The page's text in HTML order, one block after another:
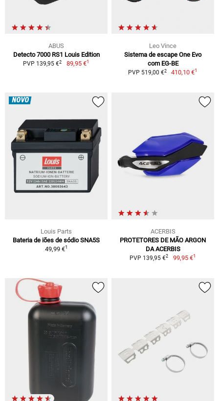
ABUS
Detecto 7000 RS1 Louis Edition
PVP 139,95 €2 89,95 €1
Leo Vince
Sistema de escape One Evo
com EG-BE
PVP 519,00 €2 410,10 €1
NOVO
Louis Parts
Bateria de iões de sódio SNA5S
49,99 €1
ACERBIS
PROTETORES DE MÃO ARGON
DA ACERBIS
PVP 139,95 €2 99,95 €1